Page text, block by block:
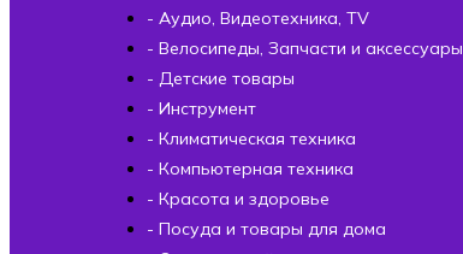
- Аудио, Видеотехника, TV
- Велосипеды, Запчасти и аксессуары
- Детские товары
- Инструмент
- Климатическая техника
- Компьютерная техника
- Красота и здоровье
- Посуда и товары для дома